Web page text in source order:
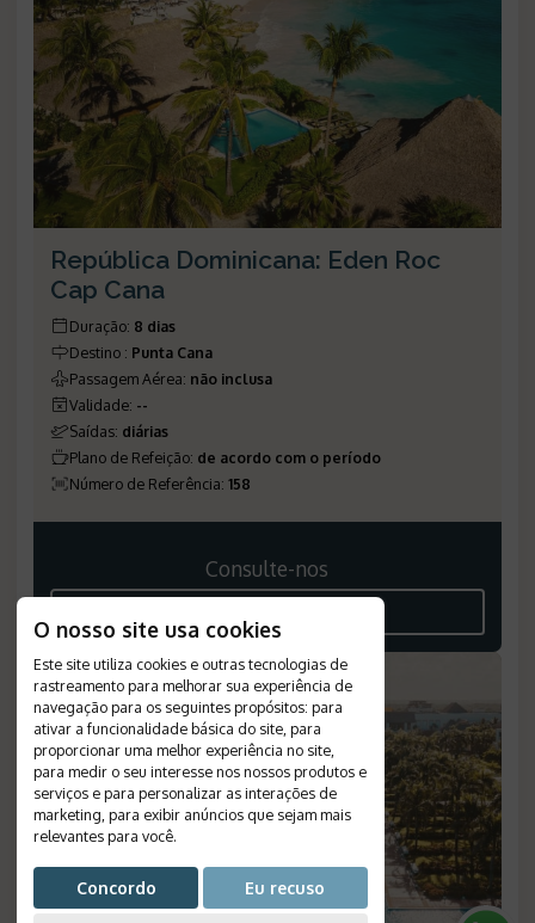
O nosso site usa cookies
Este site utiliza cookies e outras tecnologias de
rastreamento para melhorar sua experiência de
navegação para os seguintes propósitos: para
ativar a funcionalidade básica do site para
proporcionar uma melhor experiência no site
para medir o seu interesse nos nossos produtos e
serviços e para personalizar as interações de
marketing para exibir anúncios que sejam mais
relevantes para você.
Concordo Eu recuso
República Dominicana: Eden Roc
Cap Cana
Duração: 8 dias
Destino : Punta Cana
Passagem Aérea: não inclusa
Validade: --
Saídas: diárias
Plano de Refeição: de acordo com o período
Número de Referência: 158
Consulte-nos